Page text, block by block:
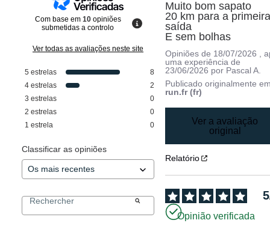
Com base em 10 opiniões
submetidas a controlo
Ver todas as avaliações neste site
5 estrelas
8
4 estrelas
2
3 estrelas
0
2 estrelas
0
1 estrela 0
Classificar as opiniões
Muito bom sapato
20 km para a
saída
E sem bolhas
Opiniões de 18/07/2026
,
uma experiência de
23/06/2026 por Pascal A.
Publicado originalmente
run.fr (fr)
Ver a avaliação
original
Relatório
5
Opinião verificada